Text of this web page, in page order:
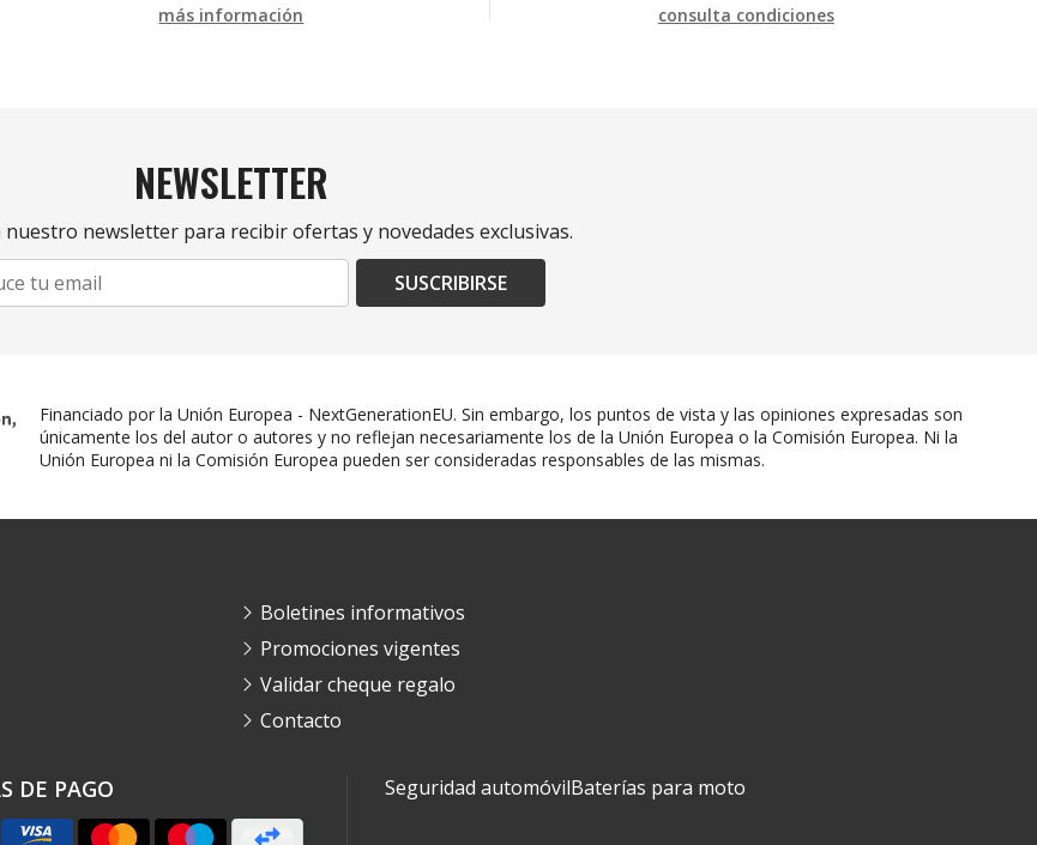
más información consulta condiciones
NEWSLETTER
nuestro newsletter para recibir ofertas y novedades exclusivas.
SUSCRIBIRSE
Financiado por la Unión Europea - NextGenerationEU. Sin embargo, los puntos de vista y las opiniones expresadas son
únicamente los del autor o autores y no reflejan necesariamente los de la Unión Europea o la Comisión Europea. Ni la
Unión Europea ni la Comisión Europea pueden ser consideradas responsables de las mismas.
DE PAGO
Boletines informativos
Promociones vigentes
Validar cheque regalo
Contacto
Seguridad automóvilBaterías para moto